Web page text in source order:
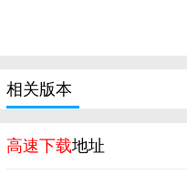
相关版本
高速下载地址